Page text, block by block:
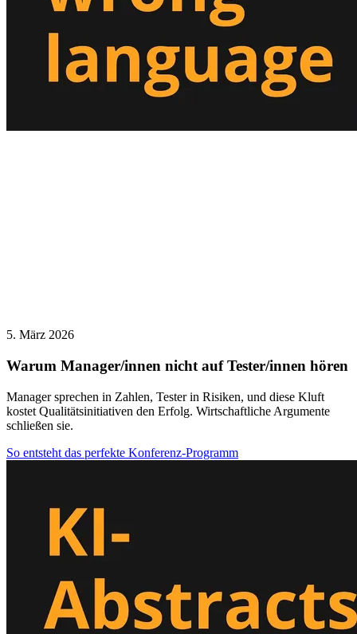
5. März 2026
Warum Manager/innen nicht auf Tester/innen hören
Manager sprechen in Zahlen, Tester in Risiken, und diese Kluft
kostet Qualitätsinitiativen den Erfolg. Wirtschaftliche Argumente
schließen sie.
So entsteht das perfekte Konferenz-Programm